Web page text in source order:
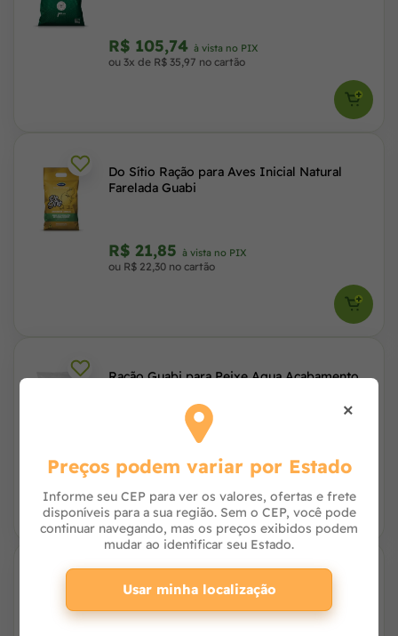
R$ 105,74 à vista no PIX
ou 3x de R$ 35,97 no cartão
Do Sítio Ração para Aves Inicial Natural
Farelada Guabi
R$ 21,85 à vista no PIX
ou R$ 22,30 no cartão
Ração Guabi para Peixe Aqua Acabamento
R$ 108,29 à vista no PIX
ou 3x de R$ 36,83 no cartão
Ração Proequi Original Guabi para Cavalos
40kg
×
Preços podem variar por Estado
Informe seu CEP para ver os valores, ofertas e frete
disponíveis para a sua região. Sem o CEP, você pode
continuar navegando, mas os preços exibidos podem
mudar ao identificar seu Estado.
Usar minha localização